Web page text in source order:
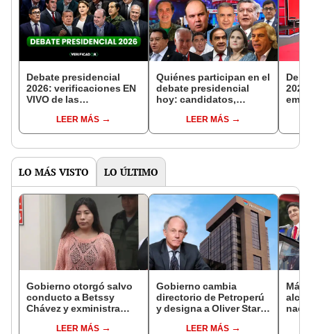
Debate presidencial
2026: verificaciones EN
VIVO de las
candidatos este 23 de
marzo
LEER MÁS
Quiénes participan en el
debate presidencial
hoy: candidatos,
jornada 1LEER MÁS
LO MÁS VISTO LO ÚLTIMO
Gobierno otorgó salvo
conducto a Betssy
Chávez y exministra
madrugadaLEER MÁS
Gobierno cambia
directorio de Petroperú
y designa a Oliver Stark
empresa estatal
LEER MÁS
Más